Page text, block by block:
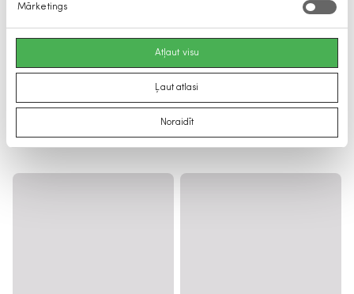
Mārketings
Atļaut visu
Ļaut atlasi
Noraidīt